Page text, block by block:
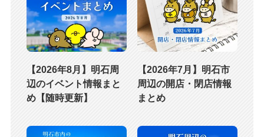
【2026年8月】明石周
辺のイベント情報まと
め【随時更新】
【2026年7月】明石市
周辺の開店・閉店情報
まとめ